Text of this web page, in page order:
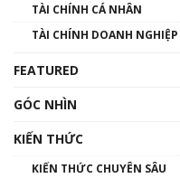
Nhìn lại
đến hệ
TÀI CHÍNH CÁ NHÂN
TÀI CHÍNH DOANH NGHIỆP
FEATURED
GÓC NHÌN
KIẾN THỨC
KIẾN THỨC CHUYÊN SÂU